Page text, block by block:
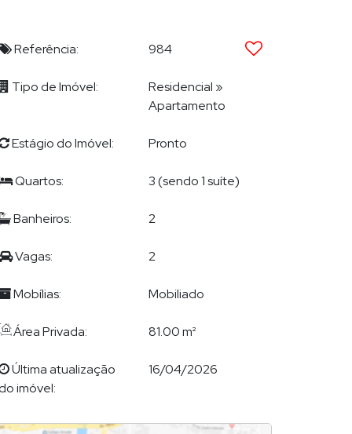
Referência: 984
Tipo de Imóvel: Residencial »
Apartamento
Estágio do Imóvel: Pronto
Quartos: 3 (sendo 1 suíte)
Banheiros: 2
Vagas: 2
Mobílias: Mobiliado
Área Privada: 81.00 m²
Última atualização
imóvel:
16/04/2026